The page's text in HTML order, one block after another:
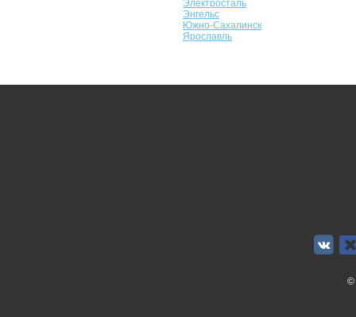
Электросталь
Энгельс
Южно-Сахалинск
Ярославль
©